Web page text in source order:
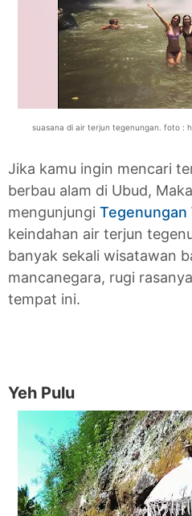
suasana di air terjun tegenungan. foto :
Jika kamu ingin mencari
berbau alam di Ubud,
mengunjungi Tegenungan
keindahan air terjun
banyak sekali wisatawan
mancanegara, rugi
tempat ini.
Yeh Pulu